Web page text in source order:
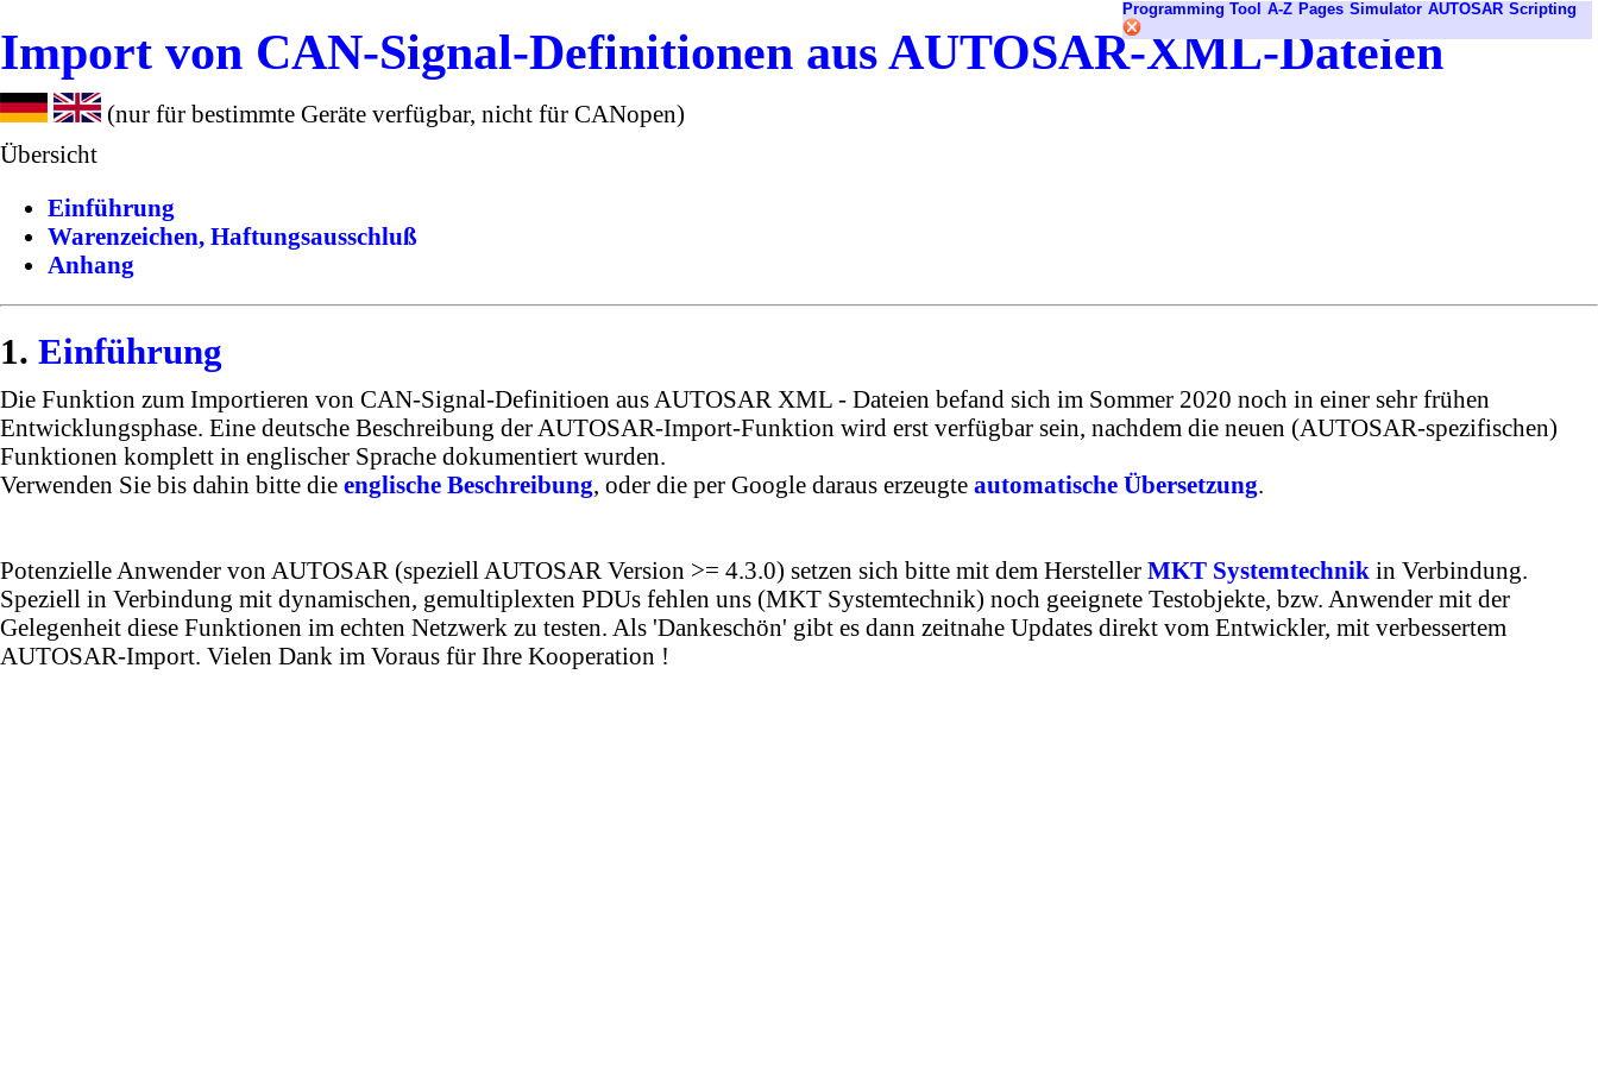
Programming Tool A-Z Pages Simulator AUTOSAR Scripting
Import von CAN-Signal-Definitionen aus AUTOSAR-XML-Dateien
(nur für bestimmte Geräte verfügbar, nicht für CANopen)
Übersicht
Einführung
Warenzeichen, Haftungsausschluß
Anhang
Einführung
Die Funktion zum Importieren von CAN-Signal-Definitioen aus AUTOSAR XML - Dateien befand sich im Sommer 2020 noch in einer sehr frühen
Entwicklungsphase. Eine deutsche Beschreibung der AUTOSAR-Import-Funktion wird erst verfügbar sein, nachdem die neuen (AUTOSAR-spezifischen)
Funktionen komplett in englischer Sprache dokumentiert wurden.
Verwenden Sie bis dahin bitte die englische Beschreibung , oder die per Google daraus erzeugte automatische Übersetzung
Potenzielle Anwender von AUTOSAR (speziell AUTOSAR Version >= 4.3.0) setzen sich bitte mit dem Hersteller MKT Systemtechnik in Verbindung.
Speziell in Verbindung mit dynamischen, gemultiplexten PDUs fehlen uns (MKT Systemtechnik) noch geeignete Testobjekte, bzw. Anwender mit der
Gelegenheit diese Funktionen im echten Netzwerk zu testen. Als 'Dankeschön' gibt es dann zeitnahe Updates direkt vom Entwickler, mit verbessertem
AUTOSAR-Import. Vielen Dank im Voraus für Ihre Kooperation !